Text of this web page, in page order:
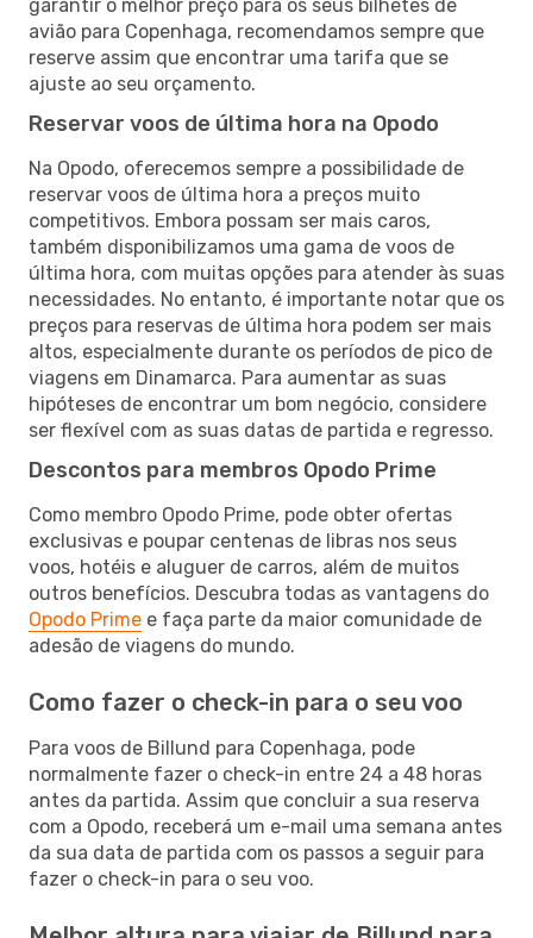
garantir o melhor preço para os seus bilhetes de
avião para Copenhaga, recomendamos sempre que
reserve assim que encontrar uma tarifa que se
ajuste ao seu orçamento.
Reservar voos de última hora na Opodo
Na Opodo, oferecemos sempre a possibilidade de
reservar voos de última hora a preços muito
competitivos. Embora possam ser mais caros,
também disponibilizamos uma gama de voos de
última hora, com muitas opções para atender às suas
necessidades. No entanto, é importante notar que os
preços para reservas de última hora podem ser mais
altos, especialmente durante os períodos de pico de
viagens em Dinamarca. Para aumentar as suas
hipóteses de encontrar um bom negócio, considere
ser flexível com as suas datas de partida e regresso.
Descontos para membros Opodo Prime
Como membro Opodo Prime, pode obter ofertas
exclusivas e poupar centenas de libras nos seus
voos, hotéis e aluguer de carros, além de muitos
outros benefícios. Descubra todas as vantagens do
Opodo Prime e faça parte da maior comunidade de
adesão de viagens do mundo.
Como fazer o check-in para o seu voo
Para voos de Billund para Copenhaga, pode
normalmente fazer o check-in entre 24 a 48 horas
antes da partida. Assim que concluir a sua reserva
com a Opodo, receberá um e-mail uma semana antes
da sua data de partida com os passos a seguir para
fazer o check-in para o seu voo.